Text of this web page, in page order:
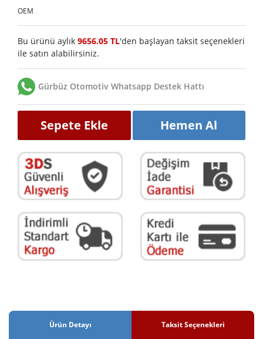
OEM
Bu ürünü aylık 9656.05 TL'den başlayan taksit seçenekleri
ile satın alabilirsiniz.
Gürbüz Otomotiv Whatsapp Destek Hattı
Sepete Ekle Hemen Al
Ürün Detayı Taksit Seçenekleri